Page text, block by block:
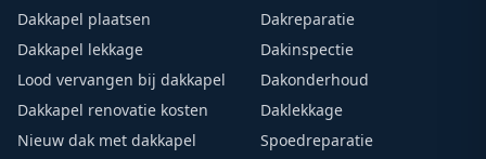
Dakkapel plaatsen
Dakkapel lekkage
Lood vervangen bij dakkapel
Dakkapel renovatie kosten
Nieuw dak met dakkapel
Dakreparatie
Dakinspectie
Dakonderhoud
Daklekkage
Spoedreparatie